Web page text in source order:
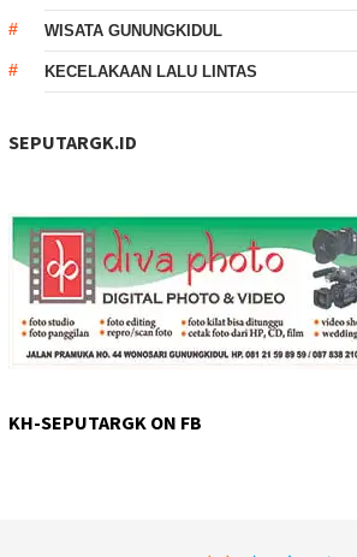
WISATA GUNUNGKIDUL
KECELAKAAN LALU LINTAS
SEPUTARGK.ID
KH-SEPUTARGK ON FB